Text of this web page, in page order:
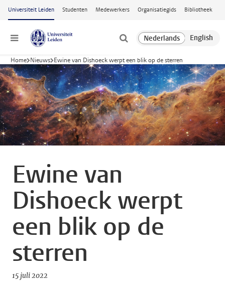
Ga naar hoofdinhoud
Universiteit Leiden Studenten Medewerkers Organisatiegids Bibliotheek
Menu
Home Nieuws Ewine van Dishoeck werpt een blik op de sterren
Ewine van
Dishoeck werpt
een blik op de
sterren
15 juli 2022